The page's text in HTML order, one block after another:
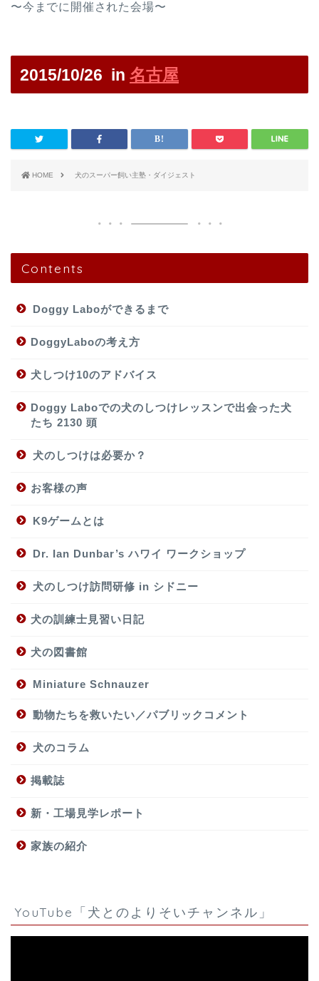
〜今までに開催された会場〜
2015/10/26 in 名古屋
HOME 犬のスーパー飼い主塾・ダイジェスト
Contents
Doggy Laboができるまで
DoggyLaboの考え方
犬しつけ10のアドバイス
Doggy Laboでの犬のしつけレッスンで出会った犬
たち 2130 頭
犬のしつけは必要か？
お客様の声
K9ゲームとは
Dr. Ian Dunbar’s ハワイ ワークショップ
犬のしつけ訪問研修 in シドニー
犬の訓練士見習い日記
犬の図書館
Miniature Schnauzer
動物たちを救いたい／パブリックコメント
犬のコラム
掲載誌
新・工場見学レポート
家族の紹介
YouTube「犬とのよりそいチャンネル」